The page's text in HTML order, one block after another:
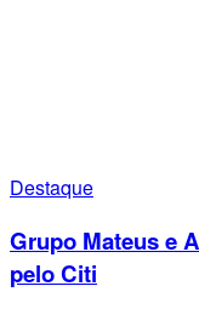
Destaque
Grupo Mateus e
pelo Citi